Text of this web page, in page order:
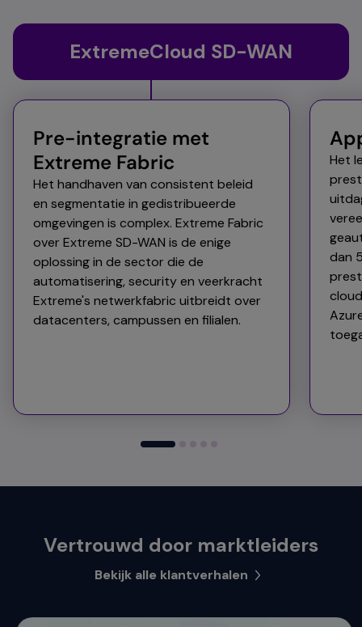
ExtremeCloud SD-WAN
Pre-integratie met
Extreme Fabric
Het handhaven van consistent beleid
en segmentatie in gedistribueerde
omgevingen is complex. Extreme Fabric
over Extreme SD-WAN is de enige
oplossing in de sector die de
automatisering, security en veerkracht
Extreme's netwerkfabric uitbreidt over
datacenters, campussen en filialen.
Het
dan
Vertrouwd door marktleiders
Bekijk alle klantverhalen